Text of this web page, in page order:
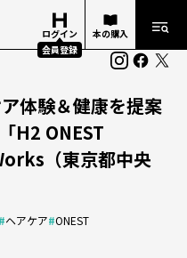
ログイン
会員登録
本の購入
体験＆健康を提案
H2 ONEST
（東京都中央
#ヘアケア#ONEST